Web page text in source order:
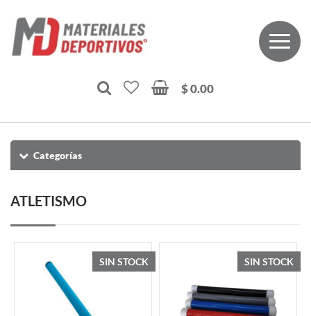
$ 0.00
Categorías
ATLETISMO
SIN STOCK SIN STOCK